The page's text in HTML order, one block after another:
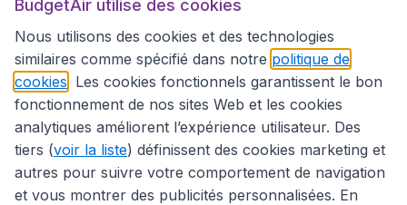
Sites internationaux
BudgetAir utilise des cookies
Nous utilisons des cookies et des technologies
similaires comme spécifié dans notre politique de
cookies . Les cookies fonctionnels garantissent le bon
fonctionnement de nos sites Web et les cookies
analytiques améliorent l’expérience utilisateur. Des
tiers (voir la liste) définissent des cookies marketing et
autres pour suivre votre comportement de navigation
et vous montrer des publicités personnalisées. En